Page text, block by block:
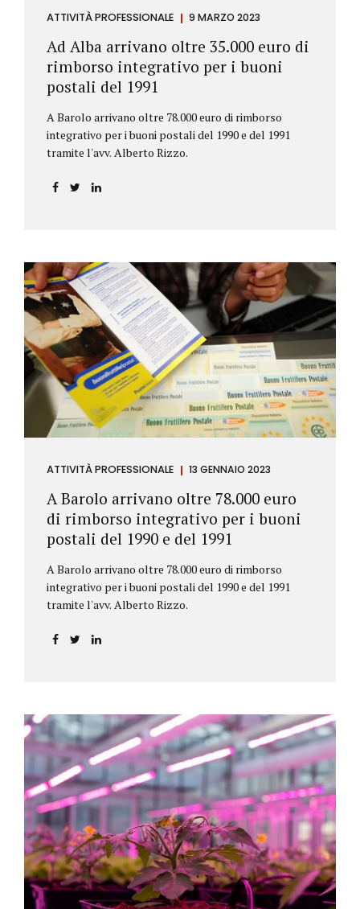
ATTIVITÀ PROFESSIONALE 9 MARZO 2023
Ad Alba arrivano oltre 35.000 euro di
rimborso integrativo per i buoni
postali del 1991
A Barolo arrivano oltre 78.000 euro di rimborso
integrativo per i buoni postali del 1990 e del 1991
tramite l'avv. Alberto Rizzo.
ATTIVITÀ PROFESSIONALE 13 GENNAIO 2023
A Barolo arrivano oltre 78.000 euro
di rimborso integrativo per i buoni
postali del 1990 e del 1991
A Barolo arrivano oltre 78.000 euro di rimborso
integrativo per i buoni postali del 1990 e del 1991
tramite l'avv. Alberto Rizzo.